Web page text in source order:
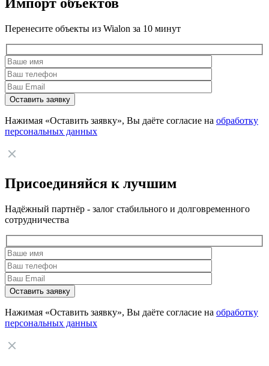
Перенесите объекты из Wialon за 10 минут
Нажимая «Оставить заявку», Вы даёте согласие на обработку
персональных данных
Присоединяйся к лучшим
Надёжный партнёр - залог стабильного и долговременного
сотрудничества
Нажимая «Оставить заявку», Вы даёте согласие на обработку
персональных данных